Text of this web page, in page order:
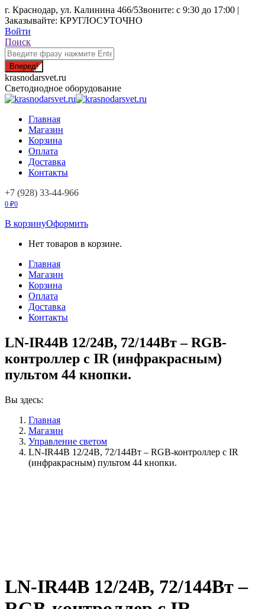
Перейти
к
содержанию
г. Краснодар, ул. Калинина 466/5Звоните: с 9:30 до 17:00 |
Заказывайте: КРУГЛОСУТОЧНО
Войти
Поиск:
Поиск
krasnodarsvet.ru
Светодиодное оборудование
Главная
Магазин
Корзина
Оплата
Доставка
Контакты
+7 (928) 33-44-966
0 ₽0
В корзинуОформить
Нет товаров в корзине.
Главная
Магазин
Корзина
Оплата
Доставка
Контакты
LN-IR44B 12/24В, 72/144Вт – RGB-
контроллер с IR (инфракрасным)
пультом 44 кнопки.
Вы здесь:
Главная
Магазин
Управление светом
LN-IR44B 12/24В, 72/144Вт – RGB-контроллер с IR
(инфракрасным) пультом 44 кнопки.
LN-IR44B 12/24В, 72/144Вт –